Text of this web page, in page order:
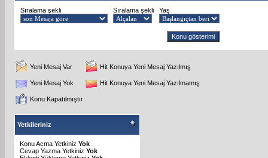
Sıralama şekli Sıralama şekli Yaş
Yeni Mesaj Var Hit Konuya Yeni Mesaj Yazılmış
Yeni Mesaj Yok Hit Konuya Yeni Mesaj Yazılmamış
Konu Kapatılmıştır
Yetkileriniz
Konu Acma Yetkiniz Yok
Cevap Yazma Yetkiniz Yok